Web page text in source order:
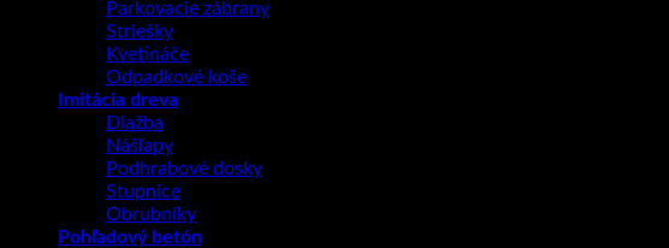
Parkovacie zábrany
Striešky
Kvetináče
Odpadkové koše
Imitácia dreva
Dlažba
Nášľapy
Podhrabové dosky
Stupnice
Obrubníky
Pohľadový betón